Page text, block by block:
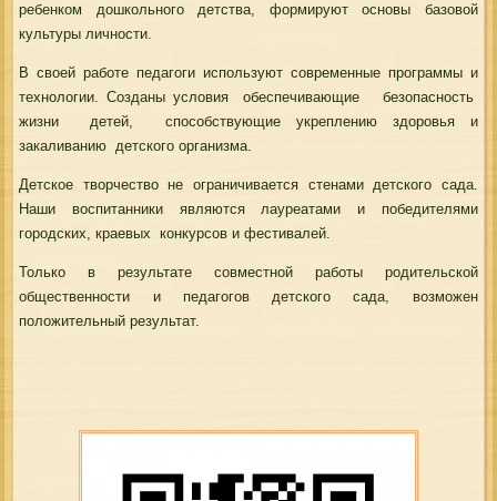
ребенком дошкольного детства, формируют основы базовой
культуры личности.
В своей работе педагоги используют современные программы и
технологии. Созданы условия обеспечивающие безопасность
жизни детей, способствующие укреплению здоровья и
закаливанию детского организма.
Детское творчество не ограничивается стенами детского сада.
Наши воспитанники являются лауреатами и победителями
городских, краевых конкурсов и фестивалей.
Только в результате совместной работы родительской
общественности и педагогов детского сада, возможен
положительный результат.